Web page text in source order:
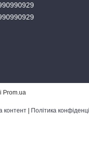
Prom.ua
контент
Політика